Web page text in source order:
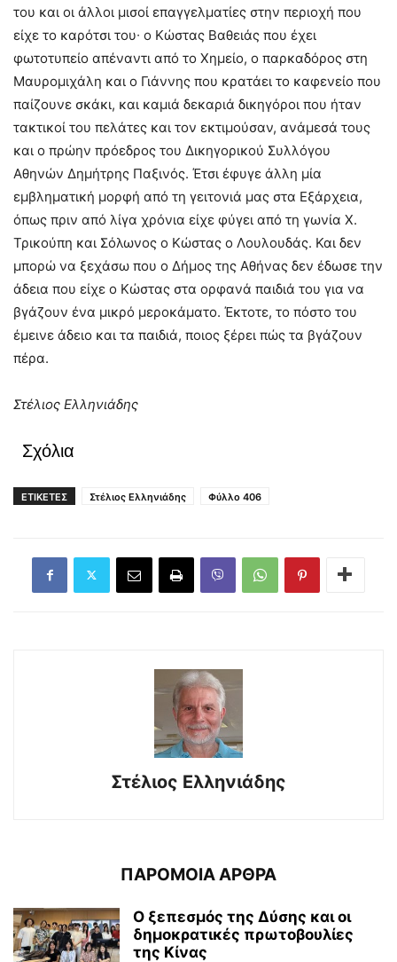
του και οι άλλοι μισοί επαγγελματίες στην περιοχή που
είχε το καρότσι του∙ ο Κώστας Βαθειάς που έχει
φωτοτυπείο απέναντι από το Χημείο, ο παρκαδόρος στη
Μαυρομιχάλη και ο Γιάννης που κρατάει το καφενείο που
παίζουνε σκάκι, και καμιά δεκαριά δικηγόροι που ήταν
τακτικοί του πελάτες και τον εκτιμούσαν, ανάμεσά τους
και ο πρώην πρόεδρος του Δικηγορικού Συλλόγου
Αθηνών Δημήτρης Παξινός. Έτσι έφυγε άλλη μία
εμβληματική μορφή από τη γειτονιά μας στα Εξάρχεια,
όπως πριν από λίγα χρόνια είχε φύγει από τη γωνία Χ.
Τρικούπη και Σόλωνος ο Κώστας ο Λουλουδάς. Και δεν
μπορώ να ξεχάσω που ο Δήμος της Αθήνας δεν έδωσε την
άδεια που είχε ο Κώστας στα ορφανά παιδιά του για να
βγάζουν ένα μικρό μεροκάματο. Έκτοτε, το πόστο του
έμεινε άδειο και τα παιδιά, ποιος ξέρει πώς τα βγάζουν
πέρα.
Στέλιος Ελληνιάδης
Σχόλια
ΕΤΙΚΕΤΕΣ Στέλιος Ελληνιάδης Φύλλο 406
Στέλιος Ελληνιάδης
ΠΑΡΟΜΟΙΑ ΑΡΘΡΑ
Ο ξεπεσμός της Δύσης και οι
δημοκρατικές πρωτοβουλίες
της Κίνας